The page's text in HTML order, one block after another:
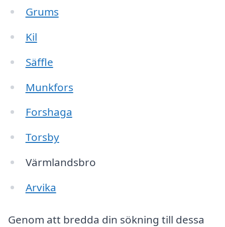
Grums
Kil
Säffle
Munkfors
Forshaga
Torsby
Värmlandsbro
Arvika
Genom att bredda din sökning till dessa